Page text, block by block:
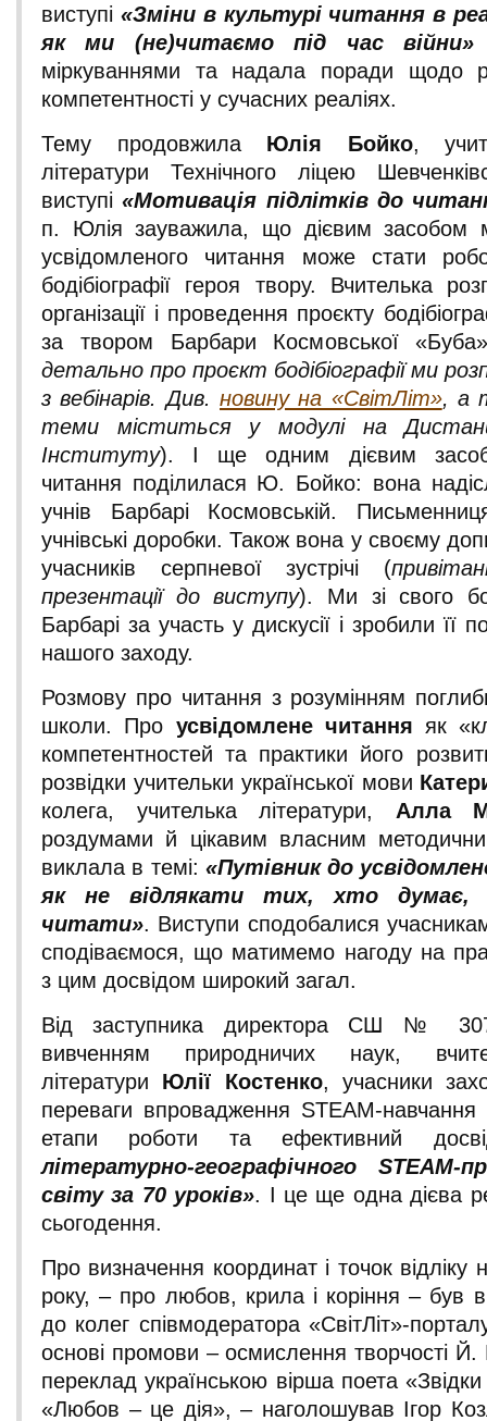
виступі «Зміни в культурі читання в
як ми (не)читаємо під час війни»
міркуваннями та надала поради щодо
компетентності у сучасних реаліях.
Тему продовжила Юлія Бойко,
літератури Технічного ліцею
виступі«Мотивація підлітків до
п. Юлія зауважила, що дієвим засобом
усвідомленого читання може стати
бодібіографії героя твору. Вчителька
організації і проведення проєкту
за твором Барбари Космовської
детально про проєкт бодібіографії ми
з вебінарів. Див. новину на «СвітЛіт», а
теми міститься у модулі на
Інституту). І ще одним дієвим
читання поділилася Ю. Бойко: вона
учнів Барбарі Космовській.
учнівські доробки. Також вона у своєму
учасників серпневої зустрічі (
презентації до виступу). Ми зі свого
Барбарі за участь у дискусії і зробили її
нашого заходу.
Розмову про читання з розумінням
школи. Про усвідомлене читання як
компетентностей та практики його
розвідки учительки української мови
колега, учителька літератури, Алла
роздумами й цікавим власним
виклала в темі: «Путівник до
як не відлякати тих, хто
читати». Виступи сподобалися
сподіваємося, що матимемо нагоду на
з цим досвідом широкий загал.
Від заступника директора СШ №
вивченням природничих наук,
літератури Юлії Костенко, учасники
переваги впровадження STEАM-навчання
етапи роботи та ефективний
літературно-географічного STEАM-
світу за 70 уроків». І це ще одна дієва
сьогодення.
Про визначення координат і точок відліку
року, – про любов, крила і коріння – був
до колег співмодератора «СвітЛіт»-
основі промови – осмислення творчості
переклад українською вірша поета
«Любов – це дія», – наголошував Ігор